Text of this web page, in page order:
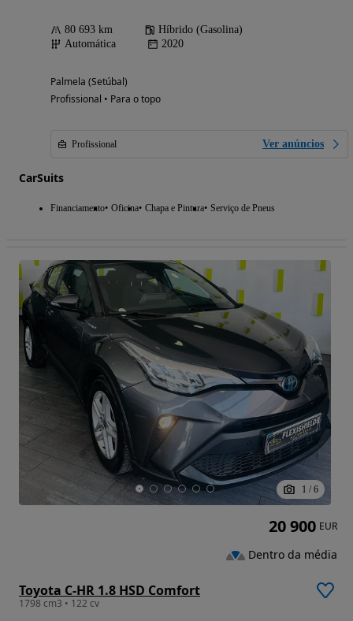
80 693 km
Híbrido (Gasolina)
Automática
2020
Palmela (Setúbal)
Profissional • Para o topo
Profissional Ver anúncios
CarSuits
Financiamento Oficina Chapa e Pintura Serviço de Pneus
1 / 6
Toyota C-HR 1.8 HSD Comfort
1798 cm3 • 122 cv
20 900 EUR
Dentro da média